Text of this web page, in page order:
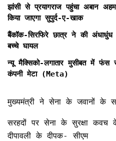
झांसी से प्रयागराज पहुंचा अबान
किया जाएगा सुपुर्द-ए-खाक
बैंकॉक-सिरफिरे छात्र ने की
बच्चे घायल
न्यू मैक्सिको-लगातार मुसीबत में फंस
कंपनी मेटा (Meta)
मुख्यमंत्री ने सेना के जवानों के
सरहदों पर सेना के सुरक्षा कवच
दीपावली के दीपक- सीएम